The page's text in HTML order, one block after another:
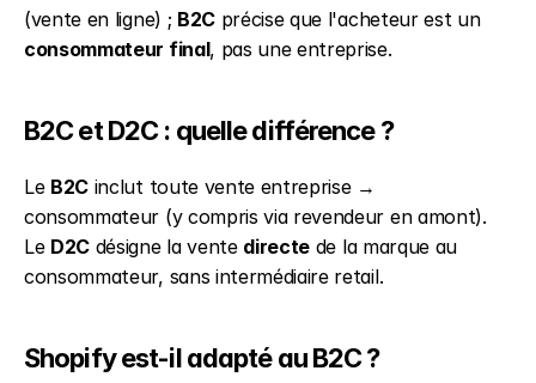
(vente en ligne) ; B2C
précise que l'acheteur est un
consommateur final, pas une entreprise.
B2C et D2C : quelle différence ?
Le B2C inclut toute vente entreprise →
consommateur (y compris via revendeur en amont).
Le D2C désigne la vente directe de la marque au
consommateur, sans intermédiaire retail.
Shopify est-il adapté au B2C ?